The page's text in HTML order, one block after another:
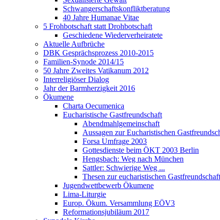
Schwangerschaftskonfliktberatung
40 Jahre Humanae Vitae
5 Frohbotschaft statt Drohbotschaft
Geschiedene Wiederverheiratete
Aktuelle Aufbrüche
DBK Gesprächsprozess 2010-2015
Familien-Synode 2014/15
50 Jahre Zweites Vatikanum 2012
Interreligiöser Dialog
Jahr der Barmherzigkeit 2016
Ökumene
Charta Oecumenica
Eucharistische Gastfreundschaft
Abendmahlgemeinschaft
Aussagen zur Eucharistischen
Forsa Umfrage 2003
Gottesdienste beim ÖKT 2003 Berlin
Hengsbach: Weg nach München
Sattler: Schwierige Weg ...
Thesen zur eucharistischen Gastfreundschaft
Jugendwettbewerb Ökumene
Lima-Liturgie
Europ. Ökum. Versammlung EÖV3
Reformationsjubiläum 2017